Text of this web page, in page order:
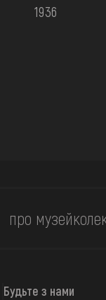
1936
про музей
Будьте з нами